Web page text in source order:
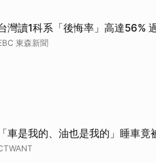
灣讀1科系「後悔率」高達56%
東森新聞
車是我的、油也是我的」睡車